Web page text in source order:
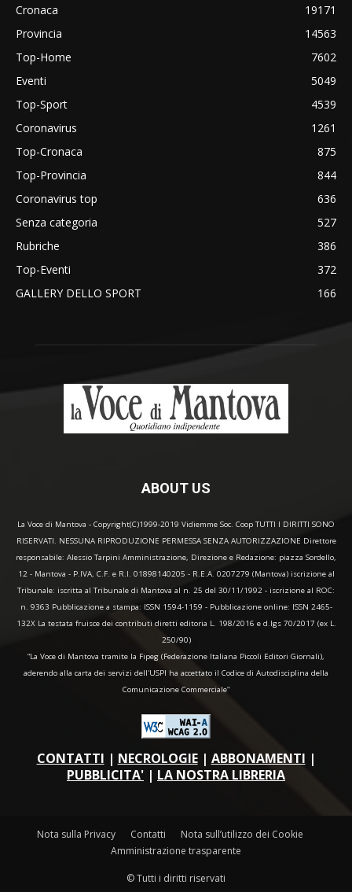
Cronaca
19171
Provincia
14563
Top-Home
7602
Eventi
5049
Top-Sport
4539
Coronavirus
1261
Top-Cronaca
875
Top-Provincia
844
Coronavirus top
636
Senza categoria
527
Rubriche
386
Top-Eventi
372
GALLERY DELLO SPORT
166
ABOUT US
La Voce di Mantova - Copyright(C)1999-2019 Vidiemme Soc. Coop TUTTI I DIRITTI SONO
RISERVATI. NESSUNA RIPRODUZIONE PERMESSA SENZA AUTORIZZAZIONE Direttore
responsabile: Alessio Tarpini Amministrazione, Direzione e Redazione: piazza Sordello,
12 - Mantova - P.IVA, C.F. e R.I. 01898140205 - R.E.A. 0207279 (Mantova) iscrizione al
Tribunale: iscritta al Tribunale di Mantova al n. 25 del 30/11/1992 - iscrizione al ROC:
n. 9363 Pubblicazione a stampa: ISSN 1594-1159 - Pubblicazione online: ISSN 2465-
132X La testata fruisce dei contributi diretti editoria L. 198/2016 e d.lgs 70/2017 (ex L.
250/90)
“La Voce di Mantova tramite la Fipeg (Federazione Italiana Piccoli Editori Giornali),
aderendo alla carta dei servizi dell'USPI ha accettato il Codice di Autodisciplina della
Comunicazione Commerciale"
CONTATTI | NECROLOGIE| ABBONAMENTI |
PUBBLICITA' | LA NOSTRA LIBRERIA
Nota sulla Privacy Contatti
Nota sull’utilizzo dei Cookie
Amministrazione trasparente
© Tutti i diritti riservati